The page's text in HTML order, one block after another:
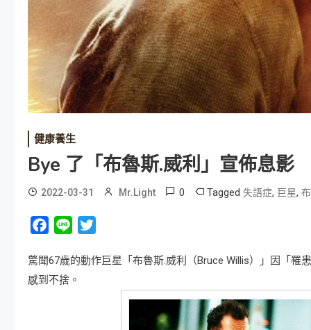
健康養生
Bye 了「布魯斯.威利」宣佈息影
2022-03-31 Mr.Light 0 Tagged 失語症, 巨星,
Facebook
Line
驚聞67歲的動作巨星「布魯斯.威利（Bruce Willis）」因「
感到不捨。